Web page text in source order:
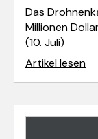
Das
Millionen
(10. Juli)
Artikel lesen